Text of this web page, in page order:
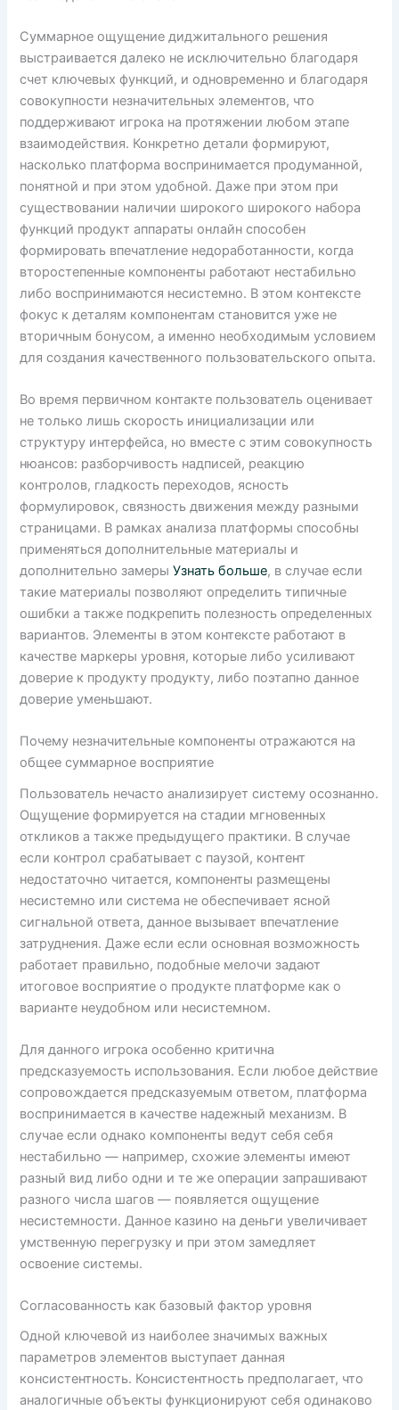
Суммарное ощущение диджитального решения
выстраивается далеко не исключительно благодаря
счет ключевых функций, и одновременно и благодаря
совокупности незначительных элементов, что
поддерживают игрока на протяжении любом этапе
взаимодействия. Конкретно детали формируют,
насколько платформа воспринимается продуманной,
понятной и при этом удобной. Даже при этом при
существовании наличии широкого широкого набора
функций продукт аппараты онлайн способен
формировать впечатление недоработанности, когда
второстепенные компоненты работают нестабильно
либо воспринимаются несистемно. В этом контексте
фокус к деталям компонентам становится уже не
вторичным бонусом, а именно необходимым условием
для создания качественного пользовательского опыта.
Во время первичном контакте пользователь оценивает
не только лишь скорость инициализации или
структуру интерфейса, но вместе с этим совокупность
нюансов: разборчивость надписей, реакцию
контролов, гладкость переходов, ясность
формулировок, связность движения между разными
страницами. В рамках анализа платформы способны
применяться дополнительные материалы и
дополнительно замерыУзнать больше, в случае если
такие материалы позволяют определить типичные
ошибки а также подкрепить полезность определенных
вариантов. Элементы в этом контексте работают в
качестве маркеры уровня, которые либо усиливают
доверие к продукту продукту, либо поэтапно данное
доверие уменьшают.
Почему незначительные компоненты отражаются на
общее суммарное восприятие
Пользователь нечасто анализирует систему осознанно.
Ощущение формируется на стадии мгновенных
откликов а также предыдущего практики. В случае
если контрол срабатывает с паузой, контент
недостаточно читается, компоненты размещены
несистемно или система не обеспечивает ясной
сигнальной ответа, данное вызывает впечатление
затруднения. Даже если если основная возможность
работает правильно, подобные мелочи задают
итоговое восприятие о продукте платформе как о
варианте неудобном или несистемном.
Для данного игрока особенно критична
предсказуемость использования. Если любое действие
сопровождается предсказуемым ответом, платформа
воспринимается в качестве надежный механизм. В
случае если однако компоненты ведут себя себя
нестабильно — например, схожие элементы имеют
разный вид либо одни и те же операции запрашивают
разного числа шагов — появляется ощущение
несистемности. Данное казино на деньги увеличивает
умственную перегрузку и при этом замедляет
освоение системы.
Согласованность как базовый фактор уровня
Одной ключевой из наиболее значимых важных
параметров элементов выступает данная
консистентность. Консистентность предполагает, что
аналогичные объекты функционируют себя одинаково